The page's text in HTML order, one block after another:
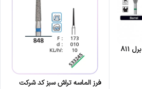
فرز الماسه تراش دور سبز برل 811
فرز الماسه تراش سبز کد شرکت